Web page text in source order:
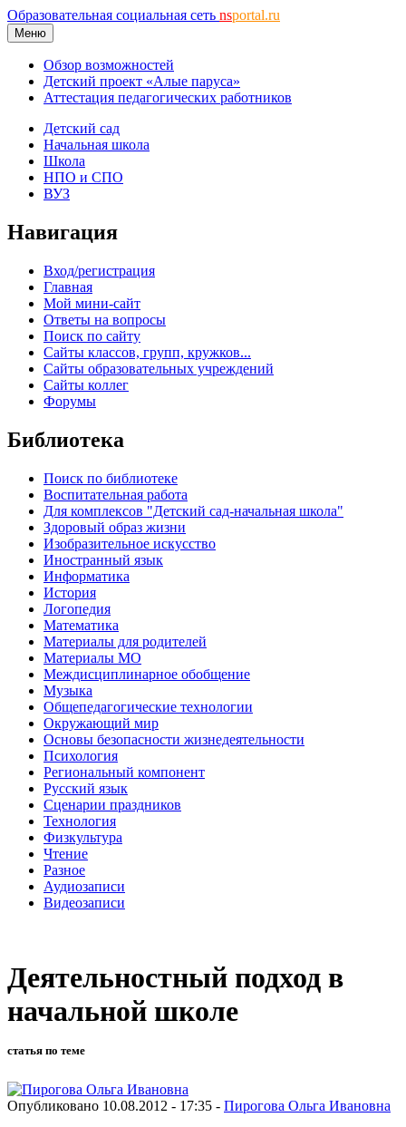
Образовательная социальная сеть nsportal.ru
Меню
Обзор возможностей
Детский проект «Алые паруса»
Аттестация педагогических работников
Детский сад
Начальная школа
Школа
НПО и СПО
ВУЗ
Навигация
Вход/регистрация
Главная
Мой мини-сайт
Ответы на вопросы
Поиск по сайту
Сайты классов, групп, кружков...
Сайты образовательных учреждений
Сайты коллег
Форумы
Библиотека
Поиск по библиотеке
Воспитательная работа
Для комплексов "Детский сад-начальная школа"
Здоровый образ жизни
Изобразительное искусство
Иностранный язык
Информатика
История
Логопедия
Математика
Материалы для родителей
Материалы МО
Междисциплинарное обобщение
Музыка
Общепедагогические технологии
Окружающий мир
Основы безопасности жизнедеятельности
Психология
Региональный компонент
Русский язык
Сценарии праздников
Технология
Физкультура
Чтение
Разное
Аудиозаписи
Видеозаписи
Деятельностный подход в
начальной школе
статья по теме
Опубликовано 10.08.2012 - 17:35 - Пирогова Ольга Ивановна